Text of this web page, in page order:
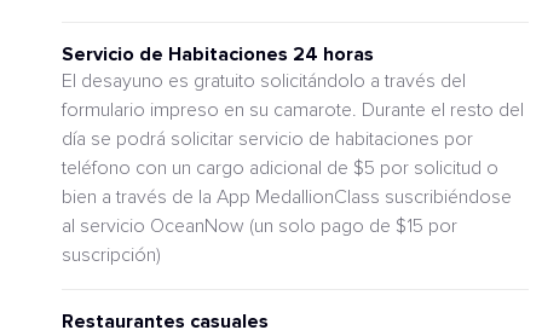
Servicio de Habitaciones 24 horas
El desayuno es gratuito solicitándolo a través del
formulario impreso en su camarote. Durante el resto del
día se podrá solicitar servicio de habitaciones por
teléfono con un cargo adicional de $5 por solicitud o
bien a través de la App MedallionClass suscribiéndose
al servicio OceanNow (un solo pago de $15 por
suscripción)
Restaurantes casuales